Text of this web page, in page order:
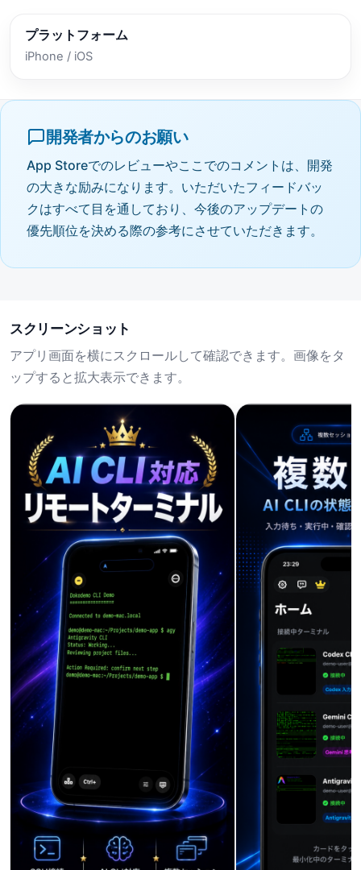
プラットフォーム
iPhone / iOS
開発者からのお願い
App Storeでのレビューやここでのコメントは、開発
の大きな励みになります。いただいたフィードバッ
クはすべて目を通しており、今後のアップデートの
優先順位を決める際の参考にさせていただきます。
スクリーンショット
アプリ画面を横にスクロールして確認できます。画像をタ
ップすると拡大表示できます。